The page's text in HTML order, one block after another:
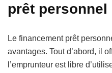
prêt personnel
Le financement prêt
avantages. Tout d’abord, il
l’emprunteur est libre